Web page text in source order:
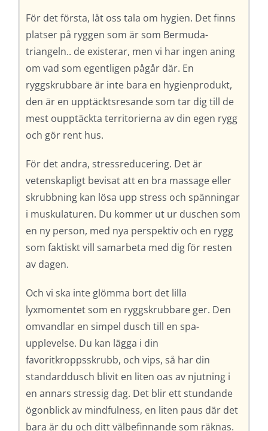
För det första, låt oss tala om hygien. Det finns
platser på ryggen som är som Bermuda-
triangeln.. de existerar, men vi har ingen aning
om vad som egentligen pågår där. En
ryggskrubbare är inte bara en hygienprodukt,
den är en upptäcktsresande som tar dig till de
mest oupptäckta territorierna av din egen rygg
och gör rent hus.
För det andra, stressreducering. Det är
vetenskapligt bevisat att en bra massage eller
skrubbning kan lösa upp stress och spänningar
i muskulaturen. Du kommer ut ur duschen som
en ny person, med nya perspektiv och en rygg
som faktiskt vill samarbeta med dig för resten
av dagen.
Och vi ska inte glömma bort det lilla
lyxmomentet som en ryggskrubbare ger. Den
omvandlar en simpel dusch till en spa-
upplevelse. Du kan lägga i din
favoritkroppsskrubb, och vips, så har din
standarddusch blivit en liten oas av njutning i
en annars stressig dag. Det blir ett stundande
ögonblick av mindfulness, en liten paus där det
bara är du och ditt välbefinnande som räknas.